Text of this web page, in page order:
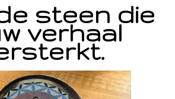
steen die
verhaal